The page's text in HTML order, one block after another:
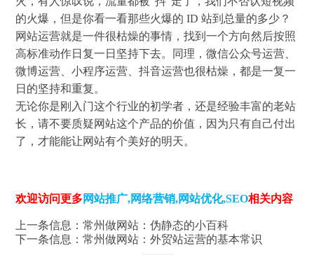
的火爆，但是你看一看那些火爆的 ID 站到总量的多少？
网站运营就是一件很枯燥的事情，找到一个方向然后按照
高标准动作日复一日坚持下去。同理，微信公众号运营、
微博运营、小程序运营、抖音运营也很枯燥，都是一复一
日的坚持和重复。
无论你是刚入门这个行业的初学者，还是经验丰富的老站
长，请不要质疑网站这个产品的价值，因为只有自己付出
了，才能能让网站有个美好的明天。
欢迎访问更多网站推广,网络营销,网站优化,SEO相关内容
上一条信息：常州做网站：伪静态的小百科
下一条信息：常州做网站：外贸站运营的基本常识